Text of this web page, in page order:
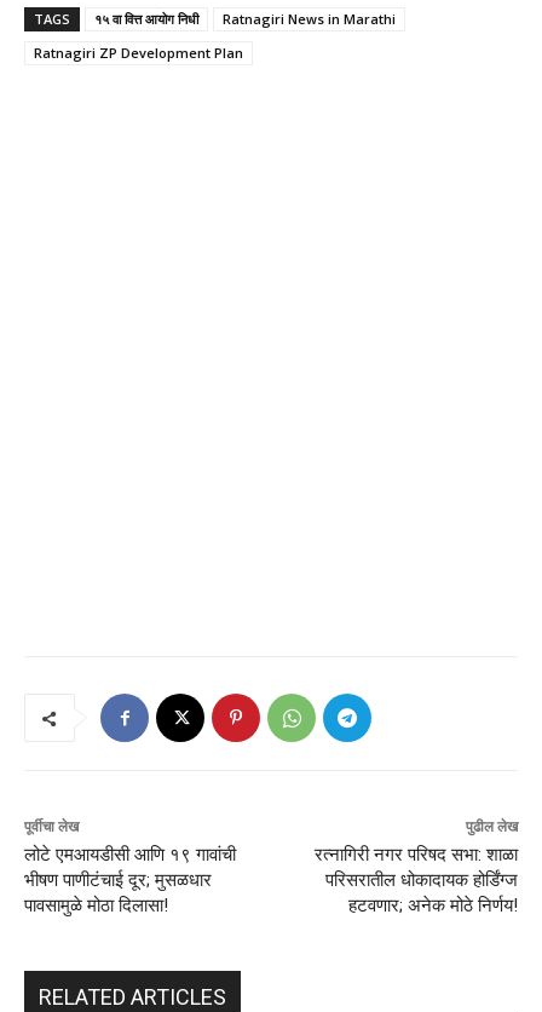
TAGS १५ वा वित्त आयोग निधी
Ratnagiri News in Marathi
Ratnagiri ZP Development Plan
पूर्वीचा लेख
लोटे एमआयडीसी आणि १९ गावांची
भीषण पाणीटंचाई दूर; मुसळधार
पावसामुळे मोठा दिलासा!
पुढील लेख
रत्नागिरी नगर परिषद सभा: शाळा
परिसरातील धोकादायक होर्डिंग्ज
हटवणार; अनेक मोठे निर्णय!
RELATED ARTICLES